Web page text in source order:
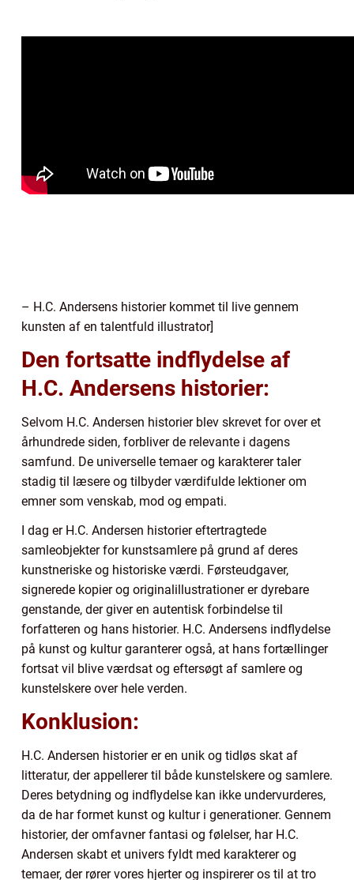
– H.C. Andersens historier kommet til live gennem
kunsten af en talentfuld illustrator]
Den fortsatte indflydelse af
H.C. Andersens historier:
Selvom H.C. Andersen historier blev skrevet for over et
århundrede siden, forbliver de relevante i dagens
samfund. De universelle temaer og karakterer taler
stadig til læsere og tilbyder værdifulde lektioner om
emner som venskab, mod og empati.
I dag er H.C. Andersen historier eftertragtede
samleobjekter for kunstsamlere på grund af deres
kunstneriske og historiske værdi. Førsteudgaver,
signerede kopier og originalillustrationer er dyrebare
genstande, der giver en autentisk forbindelse til
forfatteren og hans historier. H.C. Andersens indflydelse
på kunst og kultur garanterer også, at hans fortællinger
fortsat vil blive værdsat og eftersøgt af samlere og
kunstelskere over hele verden.
Konklusion:
H.C. Andersen historier er en unik og tidløs skat af
litteratur, der appellerer til både kunstelskere og samlere.
Deres betydning og indflydelse kan ikke undervurderes,
da de har formet kunst og kultur i generationer. Gennem
historier, der omfavner fantasi og følelser, har H.C.
Andersen skabt et univers fyldt med karakterer og
temaer, der rører vores hjerter og inspirerer os til at tro